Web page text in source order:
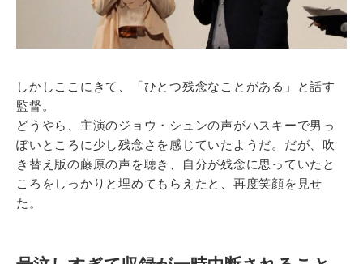
しかしここにきて、「ひとつ残念なことがある」と話す
監督。
どうやら、主演のジョウ・シュンの声がハスキーで男っ
ぽいところに少し残念さを感じていたようだ。だが、吹
き替え版の藤原の声を聴き、自分が残念に思っていたと
ころをしっかりと埋めてもらえたと、再度笑顔を見せ
た。